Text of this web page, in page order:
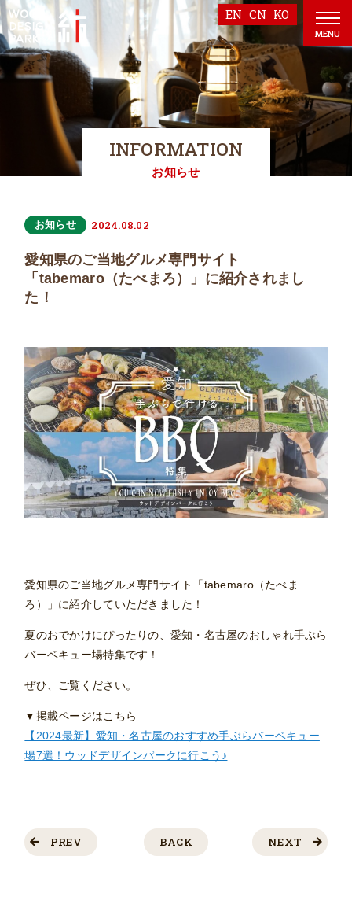
EN CN KO
INFORMATION
お知らせ
お知らせ 2024.08.02
愛知県のご当地グルメ専門サイト
「tabemaro（たべまろ）」に紹介されまし
た！
愛知県のご当地グルメ専門サイト「tabemaro（たべま
ろ）」に紹介していただきました！
夏のおでかけにぴったりの、愛知・名古屋のおしゃれ手ぶら
バーベキュー場特集です！
ぜひ、ご覧ください。
▼掲載ページはこちら
【2024最新】愛知・名古屋のおすすめ手ぶらバーベキュー
場7選！ウッドデザインパークに行こう♪
NEXT
BACK
PREV
MENU